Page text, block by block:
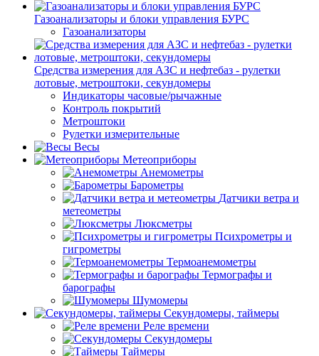
Газоанализаторы и блоки управления БУРС
Газоанализаторы
Средства измерения для АЗС и нефтебаз - рулетки
лотовые, метроштоки, секундомеры
Индикаторы часовые/рычажные
Контроль покрытий
Метроштоки
Рулетки измерительные
Весы
Метеоприборы
Анемометры
Барометры
Датчики ветра и
метеометры
Люксметры
Психрометры и
гигрометры
Термоанемометры
Термографы и
барографы
Шумомеры
Секундомеры, таймеры
Реле времени
Секундомеры
Таймеры